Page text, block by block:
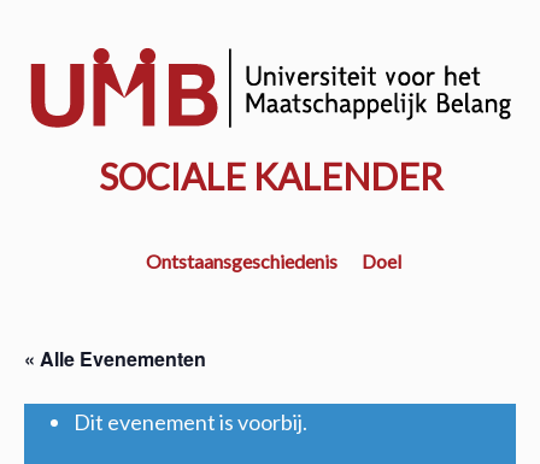
hoofd
SOCIALE KALENDER
Ontstaansgeschiedenis Doel
« Alle Evenementen
Dit evenement is voorbij.